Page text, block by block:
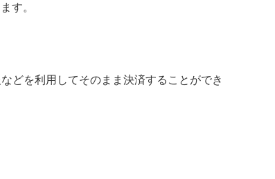
す。
どを利用してそのまま決済することができ